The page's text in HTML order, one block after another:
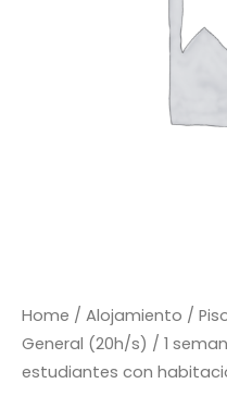
Home / Alojamiento /
General (20h/s) / 1
estudiantes con
semana
quantity